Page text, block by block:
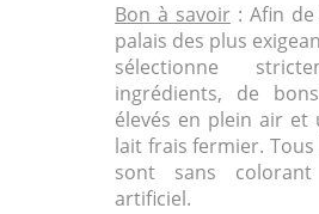
Bon à savoir : Afin
palais des plus
sélectionne
ingrédients, de
élevés en plein air et
lait frais fermier.
sont sans
artificiel.